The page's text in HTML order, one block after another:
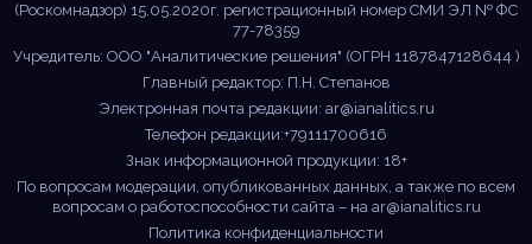
(Роскомнадзор) 15.05.2020г. регистрационный номер СМИ ЭЛ № ФС
77-78359
Учредитель: ООО "Аналитические решения" (ОГРН 1187847128644 )
Главный редактор: П.Н. Степанов
Электронная почта редакции: ar@ianalitics.ru
Телефон редакции:+79111700616
Знак информационной продукции: 18+
По вопросам модерации, опубликованных данных, а также по всем
вопросам о работоспособности сайта – на ar@ianalitics.ru
Политика конфиденциальности